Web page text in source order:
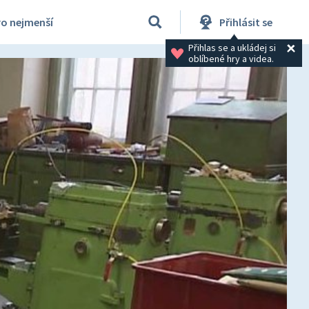
nejmenší Přihlásit se
Přihlas se a ukládej si
oblíbené hry a videa.